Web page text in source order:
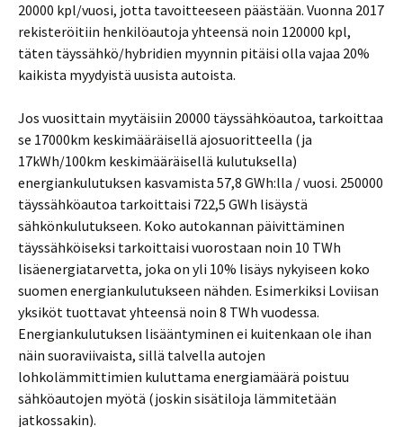
20000 kpl/vuosi, jotta tavoitteeseen päästään. Vuonna 2017
rekisteröitiin henkilöautoja yhteensä noin 120000 kpl,
täten täyssähkö/hybridien myynnin pitäisi olla vajaa 20%
kaikista myydyistä uusista autoista.
Jos vuosittain myytäisiin 20000 täyssähköautoa, tarkoittaa
se 17000km keskimääräisellä ajosuoritteella (ja
17kWh/100km keskimääräisellä kulutuksella)
energiankulutuksen kasvamista 57,8 GWh:lla / vuosi. 250000
täyssähköautoa tarkoittaisi 722,5 GWh lisäystä
sähkönkulutukseen. Koko autokannan päivittäminen
täyssähköiseksi tarkoittaisi vuorostaan noin 10 TWh
lisäenergiatarvetta, joka on yli 10% lisäys nykyiseen koko
suomen energiankulutukseen nähden. Esimerkiksi Loviisan
yksiköt tuottavat yhteensä noin 8 TWh vuodessa.
Energiankulutuksen lisääntyminen ei kuitenkaan ole ihan
näin suoraviivaista, sillä talvella autojen
lohkolämmittimien kuluttama energiamäärä poistuu
sähköautojen myötä (joskin sisätiloja lämmitetään
jatkossakin).